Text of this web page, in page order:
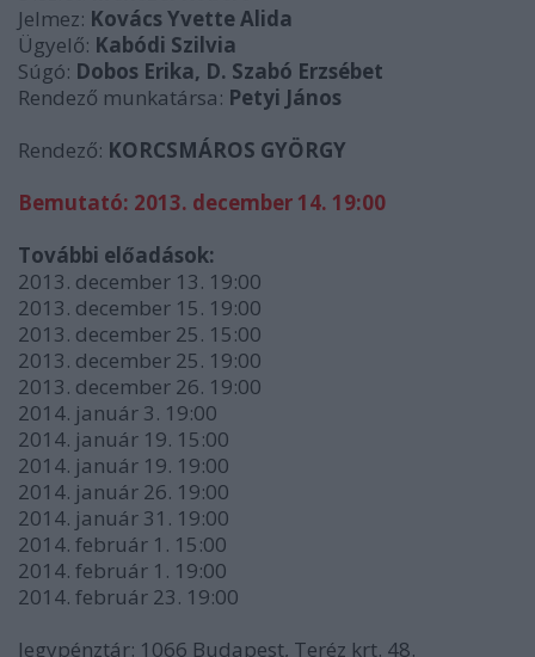
Jelmez: Kovács Yvette Alida
Ügyelő: Kabódi Szilvia
Súgó: Dobos Erika, D. Szabó Erzsébet
Rendező munkatársa: Petyi János
Rendező: KORCSMÁROS GYÖRGY
Bemutató: 2013. december 14. 19:00
További előadások:
2013. december 13. 19:00
2013. december 15. 19:00
2013. december 25. 15:00
2013. december 25. 19:00
2013. december 26. 19:00
2014. január 3. 19:00
2014. január 19. 15:00
2014. január 19. 19:00
2014. január 26. 19:00
2014. január 31. 19:00
2014. február 1. 15:00
2014. február 1. 19:00
2014. február 23. 19:00
Jegypénztár: 1066 Budapest, Teréz krt. 48.